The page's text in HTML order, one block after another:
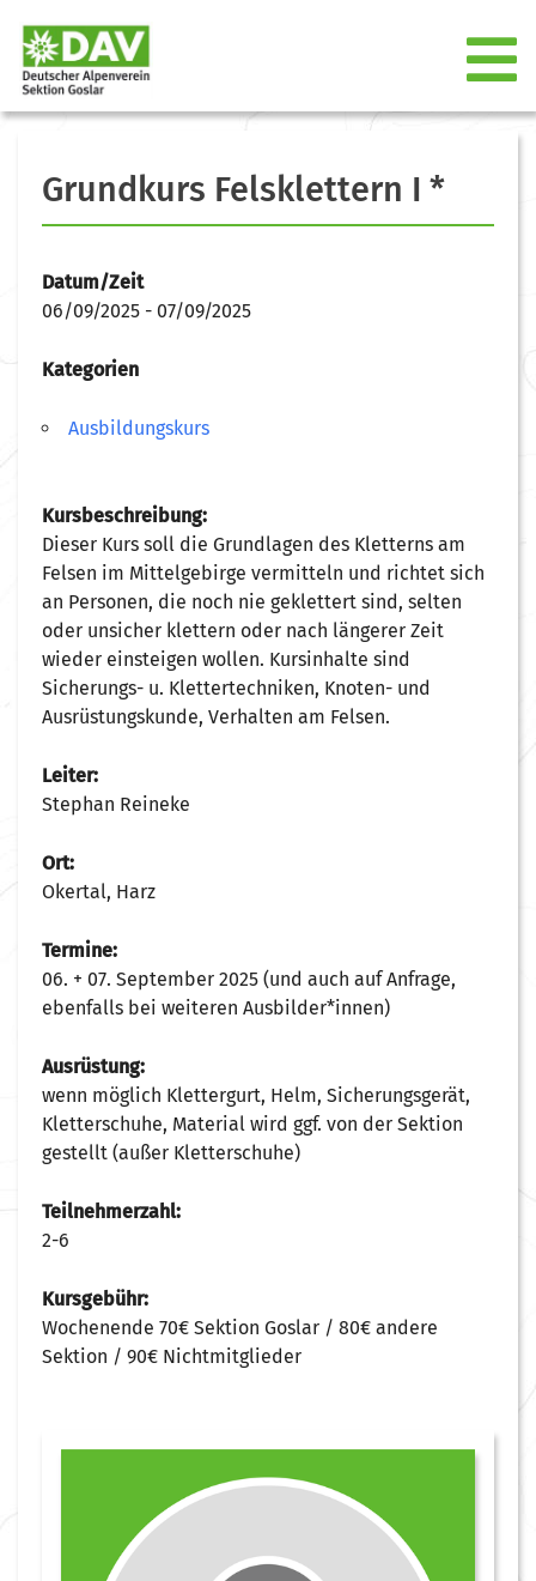
Grundkurs Felsklettern I *
Datum/Zeit
06/09/2025 - 07/09/2025
Kategorien
Ausbildungskurs
Kursbeschreibung:
Dieser Kurs soll die Grundlagen des Kletterns am
Felsen im Mittelgebirge vermitteln und richtet sich
an Personen, die noch nie geklettert sind, selten
oder unsicher klettern oder nach längerer Zeit
wieder einsteigen wollen. Kursinhalte sind
Sicherungs- u. Klettertechniken, Knoten- und
Ausrüstungskunde, Verhalten am Felsen.
Leiter:
Stephan Reineke
Ort:
Okertal, Harz
Termine:
06. + 07. September 2025 (und auch auf Anfrage,
ebenfalls bei weiteren Ausbilder*innen)
Ausrüstung:
wenn möglich Klettergurt, Helm, Sicherungsgerät,
Kletterschuhe, Material wird ggf. von der Sektion
gestellt (außer Kletterschuhe)
Teilnehmerzahl:
2-6
Kursgebühr:
Wochenende 70€ Sektion Goslar / 80€ andere
Sektion / 90€ Nichtmitglieder